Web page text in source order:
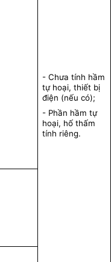
- Chưa tính hầm
tự hoại, thiết bị
điện (nếu có);
- Phần hầm tự
hoại, hố thấm
tính riêng.